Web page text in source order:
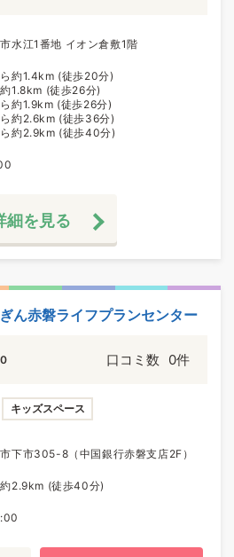
水江1番地 イオン倉敷1階
約1.4km (徒歩20分)
1.8km (徒歩26分)
約1.9km (徒歩26分)
約2.6km (徒歩36分)
約2.9km (徒歩40分)
細を見る
ん赤磐ライフプランセンター
0 口コミ数 0件
キッズスペース
下市305-8（中国銀行赤磐支店2F）
2.9km (徒歩40分)